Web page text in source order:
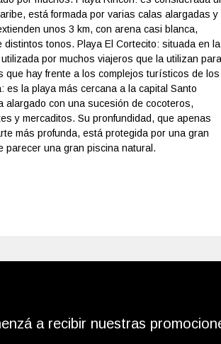
está formada por varias calas alargadas y
unos 3 km, con arena casi blanca,
tonos. Playa El Cortecito: situada en la
por muchos viajeros que la utilizan para
que hay frente a los complejos turísticos de los
es la playa más cercana a la capital Santo
alargado con una sucesión de cocoteros,
y mercaditos. Su pronfundidad, que apenas
más profunda, está protegida por una gran
parecer una gran piscina natural.
a recibir nuestras